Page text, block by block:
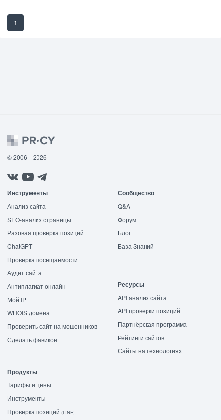
1
© 2006—2026
Инструменты
Анализ сайта
SEO-анализ страницы
Разовая проверка позиций
ChatGPT
Проверка посещаемости
Аудит сайта
Антиплагиат онлайн
Мой IP
WHOIS домена
Проверить сайт на мошенников
Сделать фавикон
Сообщество
Q&A
Форум
Блог
База Знаний
Ресурсы
API анализ сайта
API проверки позиций
Партнёрская программа
Рейтинги сайтов
Сайты на технологиях
Продукты
Тарифы и цены
Инструменты
Проверка позиций (LINE)